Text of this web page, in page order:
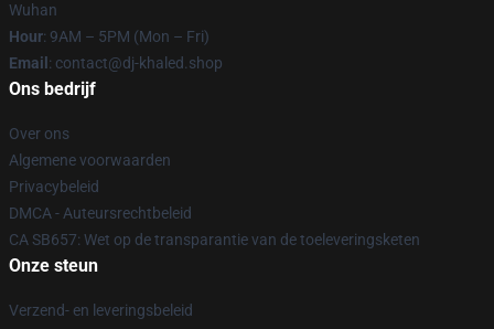
Wuhan
Hour: 9AM – 5PM (Mon – Fri)
Email : contact@dj-khaled.shop
Ons bedrijf
Over ons
Algemene voorwaarden
Privacybeleid
DMCA - Auteursrechtbeleid
CA SB657: Wet op de transparantie van de toeleveringsketen
Onze steun
Verzend- en leveringsbeleid